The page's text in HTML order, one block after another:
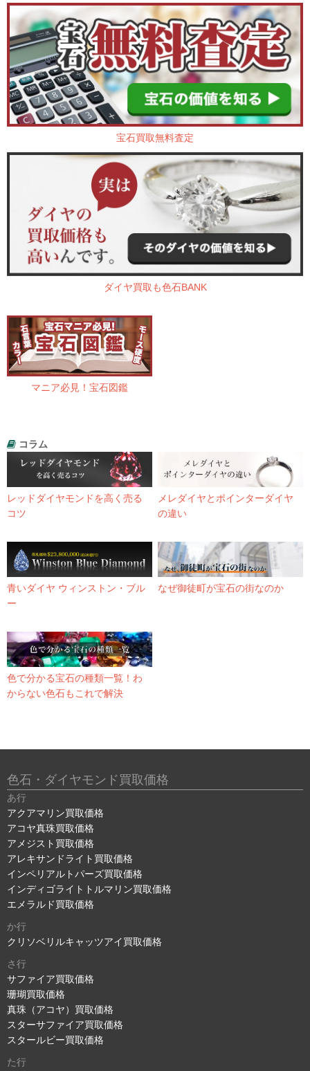
宝石買取無料査定
ダイヤ買取も色石BANK
マニア必見！宝石図鑑
コラム
レッドダイヤモンドを高く売る
コツ
メレダイヤとポインターダイヤ
の違い
青いダイヤ ウィンストン・ブル
ー
なぜ御徒町が宝石の街なのか
色で分かる宝石の種類一覧！わ
からない色石もこれで解決
色石・ダイヤモンド買取価格
あ行
アクアマリン買取価格
アコヤ真珠買取価格
アメジスト買取価格
アレキサンドライト買取価格
インペリアルトパーズ買取価格
インディゴライトトルマリン買取価格
エメラルド買取価格
か行
クリソベリルキャッツアイ買取価格
さ行
サファイア買取価格
珊瑚買取価格
真珠（アコヤ）買取価格
スターサファイア買取価格
スタールビー買取価格
た行